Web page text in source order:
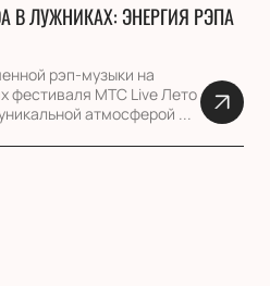
В ЛУЖНИКАХ: ЭНЕРГИЯ РЭПА
рэп-музыки на
фестиваля МТС Live Лето
атмосферой ...